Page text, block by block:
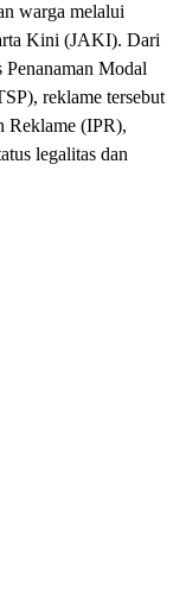
warga melalui
Kini (JAKI). Dari
Penanaman Modal
reklame tersebut
Reklame (IPR),
legalitas dan